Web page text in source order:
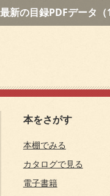
新の目録PDFデータ（
本をさがす
本棚でみる
カタログで見る
電子書籍